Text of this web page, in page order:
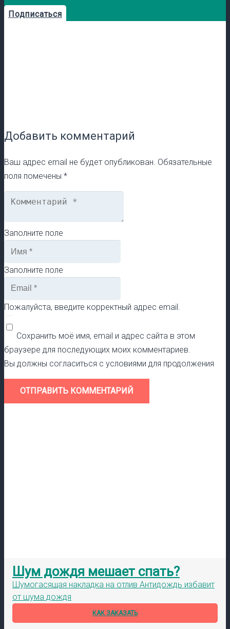
Подписаться
Добавить комментарий
Ваш адрес email не будет опубликован. Обязательные
поля помечены *
Заполните поле
Заполните поле
Пожалуйста, введите корректный адрес email.
Сохранить моё имя, email и адрес сайта в этом
браузере для последующих моих комментариев.
Вы должны согласиться с условиями для продолжения
ОТПРАВИТЬ КОММЕНТАРИЙ
Шум дождя мешает спать?
Шумогасящая накладка на отлив Антидождь избавит
от шума дождя
КАК ЗАКАЗАТЬ